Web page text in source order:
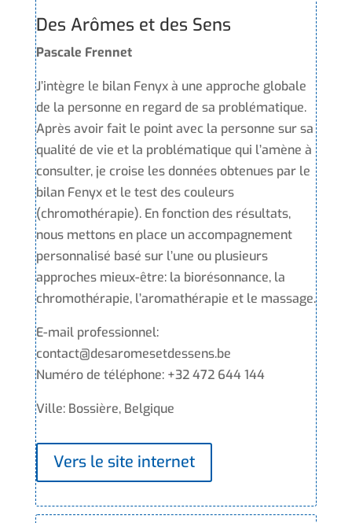
Des Arômes et des Sens
Pascale Frennet
J’intègre le bilan Fenyx à une approche globale
de la personne en regard de sa problématique.
Après avoir fait le point avec la personne sur sa
qualité de vie et la problématique qui l’amène à
consulter, je croise les données obtenues par le
bilan Fenyx et le test des couleurs
(chromothérapie). En fonction des résultats,
nous mettons en place un accompagnement
personnalisé basé sur l’une ou plusieurs
approches mieux-être: la biorésonnance, la
chromothérapie, l’aromathérapie et le massage.
E-mail professionnel:
contact@desaromesetdessens.be
Numéro de téléphone: +32 472 644 144
Ville: Bossière, Belgique
Vers le site internet